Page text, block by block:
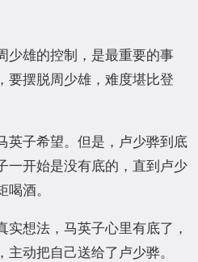
少雄的控制，是最重要的事
要摆脱周少雄，难度堪比登
英子希望。但是，卢少骅到底
一开始是没有底的，直到卢少
酒。
想法，马英子心里有底了，
动把自己送给了卢少骅。